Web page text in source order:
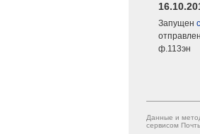
Запущен
ф.113эн
Данные и
сервисом